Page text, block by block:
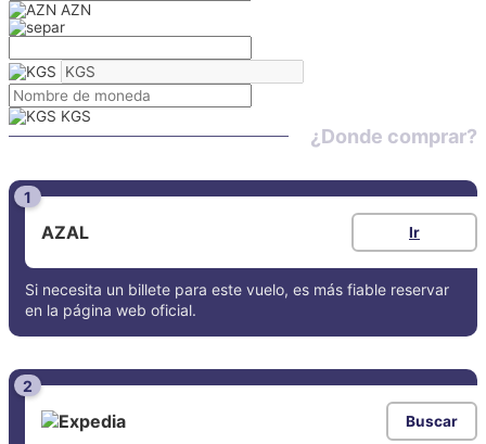
AZN
KGS
¿Donde comprar?
1
AZAL Ir
Si necesita un billete para este vuelo, es más fiable reservar
en la página web oficial.
2
Buscar